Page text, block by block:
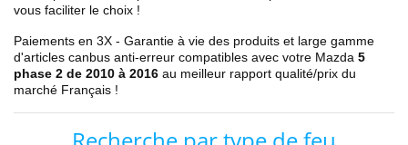
vous faciliter le choix !
Paiements en 3X - Garantie à vie des produits et large gamme
d'articles canbus anti-erreur compatibles avec votre Mazda 5
phase 2 de 2010 à 2016 au meilleur rapport qualité/prix du
marché Français !